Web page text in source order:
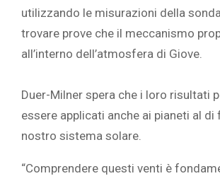
utilizzando le misurazioni della
trovare prove che il meccanismo
all’interno dell’atmosfera di Giove.
Duer-Milner spera che i loro risultati
essere applicati anche ai pianeti al di
nostro sistema solare.
“Comprendere questi venti è